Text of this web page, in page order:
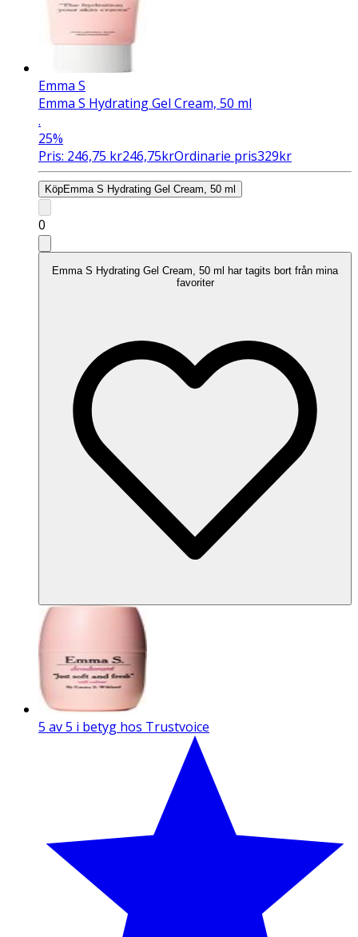
Emma S
Emma S Hydrating Gel Cream, 50 ml
.
25%
Pris: 246,75 kr246,75krOrdinarie pris329kr
KöpEmma S Hydrating Gel Cream, 50 ml
0
Emma S Hydrating Gel Cream, 50 ml har tagits bort från mina
favoriter
5 av 5 i betyg hos Trustvoice